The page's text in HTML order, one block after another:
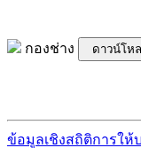
กองช่าง ดาวน์โห
ข้อมูลเชิงสถิติการให้